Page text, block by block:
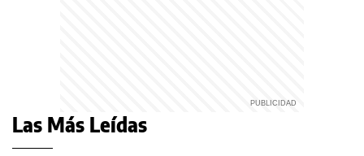
Las Más Leídas